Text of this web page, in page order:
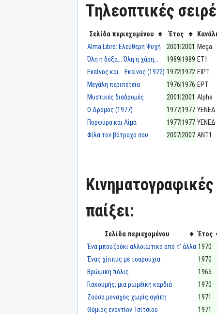
Τηλεοπτικές
Σελίδα περιεχομένου Έτος
Alma Libre: Ελεύθερη Ψυχή
2001|2001 Mega
Όλη η δόξα... Όλη η χάρη...
1989|1989 ΕΤ1
Εκείνος και... Εκείνος (1972) 1972|1972 ΕΙΡΤ
Μεγάλη περιπέτεια
1976|1976 ΕΡΤ
Μυστικές διαδρομές
2001|2001 Alpha
Ο Δρόμος (1977)
1977|1977 ΥΕΝΕΔ
Πορφύρα και Αίμα
1977|1977 ΥΕΝΕΔ
Φίλα τον βάτραχό σου
2007|2007 ΑΝΤ1
Κινηματογραφικές
παίξει:
Σελίδα περιεχομένου
Έτος
Ένα μπουζούκι αλλοιώτικο από τ' άλλα 1970
Ένας χίππυς με τσαρούχια
1970
Βρώμικη πόλις
1965
Γιακουμής, μια ρωμέικη καρδιά
1970
Ζούσα μοναχός χωρίς αγάπη
1971
Θύμιος εναντίον Τσίτσιου
1971